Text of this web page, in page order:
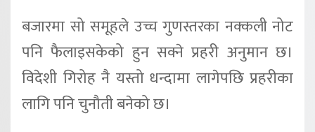
बजारमा सो समूहले उच्च गुणस्तरका नक्कली नोट
पनि फैलाइसकेको हुन सक्ने प्रहरी अनुमान छ।
विदेशी गिरोह नै यस्तो धन्दामा लागेपछि प्रहरीका
लागि पनि चुनौती बनेको छ।